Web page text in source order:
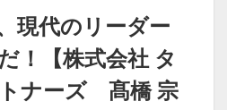
現代のリーダー
！【株式会社 タ
ナーズ 髙橋 宗